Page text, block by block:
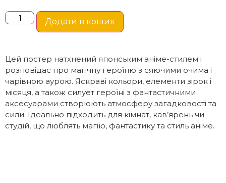
Додати в кошик
Цей постер натхнений японським аніме-стилем і
розповідає про магічну героїню з сяючими очима і
чарівною аурою. Яскраві кольори, елементи зірок і
місяця, а також силует героїні з фантастичними
аксесуарами створюють атмосферу загадковості та
сили. Ідеально підходить для кімнат, кав’ярень чи
студій, що люблять магію, фантастику та стиль аніме.